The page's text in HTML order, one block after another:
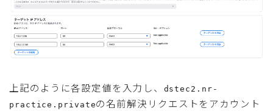
上記のように各設定値を入力し、
dstec2.nr-
practice.privateの名前解決リクエストをアカウント